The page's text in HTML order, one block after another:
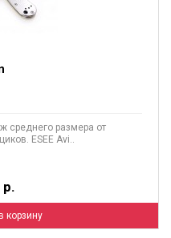
среднего размера от
ESEE Avi..
р.
корзину